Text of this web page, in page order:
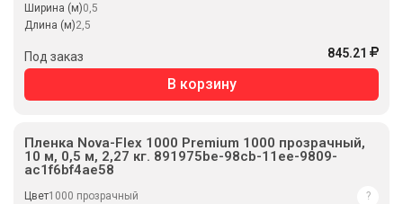
Ширина (м)0,5
Длина (м)2,5
Под заказ 845.21
В корзину
Пленка Nova-Flex 1000 Premium 1000 прозрачный,
10 м, 0,5 м, 2,27 кг. 891975be-98cb-11ee-9809-
ac1f6bf4ae58
Цвет1000 прозрачный
?